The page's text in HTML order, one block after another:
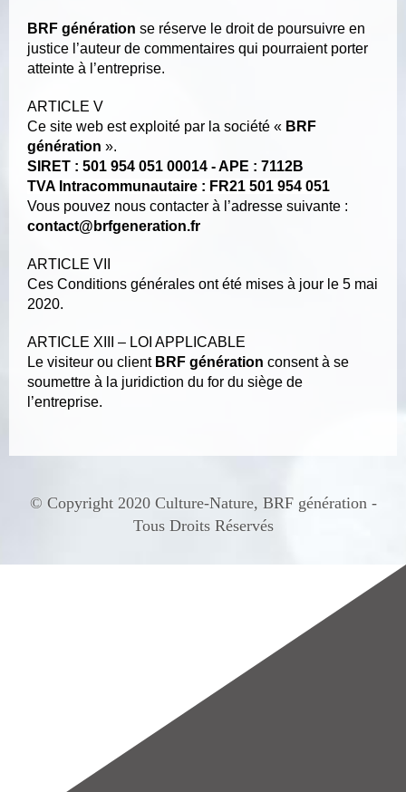
BRF génération se réserve le droit de poursuivre en
justice l’auteur de commentaires qui pourraient porter
atteinte à l’entreprise.
ARTICLE V
Ce site web est exploité par la société « BRF
génération ».
SIRET : 501 954 051 00014 - APE : 7112B
TVA Intracommunautaire : FR21 501 954 051
Vous pouvez nous contacter à l’adresse suivante :
contact@brfgeneration.fr
ARTICLE VII
Ces Conditions générales ont été mises à jour le 5 mai
2020.
ARTICLE XIII – LOI APPLICABLE
Le visiteur ou client BRF génération consent à se
soumettre à la juridiction du for du siège de
l’entreprise.
© Copyright 2020 Culture-Nature, BRF génération -
Tous Droits Réservés